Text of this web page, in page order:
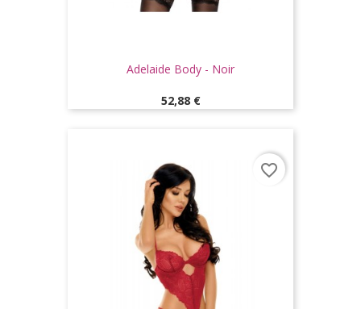
Adelaide Body - Noir
Prix
52,88 €
favorite_border